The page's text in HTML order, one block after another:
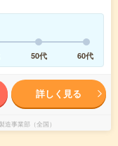
50代 60代
詳しく見る
事業部（全国）